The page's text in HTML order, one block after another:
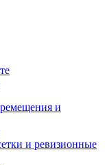
и
и ревизионные